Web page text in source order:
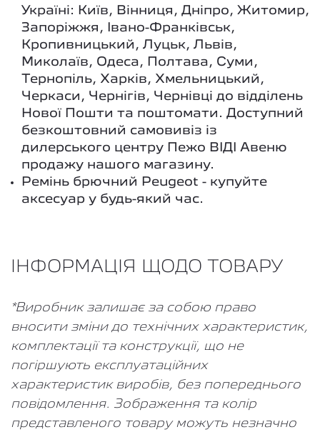
Україні: Київ, Вінниця, Дніпро, Житомир,
Запоріжжя, Івано-Франківськ,
Кропивницький, Луцьк, Львів,
Миколаїв, Одеса, Полтава, Суми,
Тернопіль, Харків, Хмельницький,
Черкаси, Чернігів, Чернівці до відділень
Нової Пошти та поштомати. Доступний
безкоштовний самовивіз із
дилерського центру Пежо ВІДІ Авеню
продажу нашого магазину.
Ремінь брючний Peugeot - купуйте
аксесуар у будь-який час.
ІНФОРМАЦІЯ ЩОДО ТОВАРУ
*Виробник залишає за собою право
вносити зміни до технічних характеристик,
комплектації та конструкції, що не
погіршують експлуатаційних
характеристик виробів, без попереднього
повідомлення. Зображення та колір
представленого товару можуть незначно